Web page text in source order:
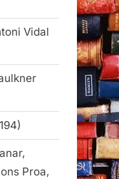
Vidal
Proa,